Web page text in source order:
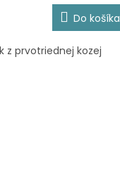
Do košíka
z prvotriednej kozej